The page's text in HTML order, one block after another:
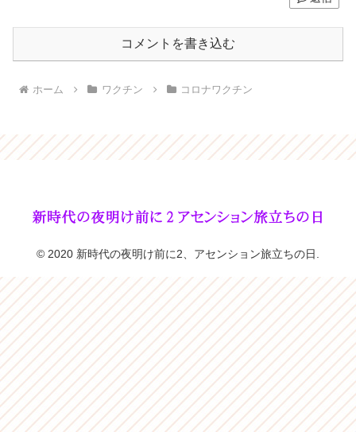
コメントを書き込む
ホーム ワクチン コロナワクチン
© 2020 新時代の夜明け前に2、アセンション旅立ちの日.